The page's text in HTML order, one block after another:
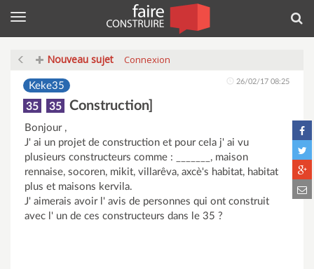
Menu
Nouveau sujet Connexion
Keke35 26/02/17 08:25
35 35 Construction]
Bonjour ,
J' ai un projet de construction et pour cela j' ai vu
plusieurs constructeurs comme : _______, maison
rennaise, socoren, mikit, villarêva, axcè's habitat, habitat
plus et maisons kervila.
J' aimerais avoir l' avis de personnes qui ont construit
avec l' un de ces constructeurs dans le 35 ?